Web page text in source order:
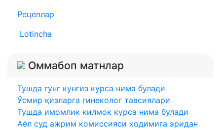
Рецеплар
Lotincha
Оммабоп матнлар
Тушда гунг кунгиз курса нима булади
Ўсмир қизларга гинеколог тавсиялари
Тушда имомлик килмок курса нима булади
Аёл суд ажрим комиссияси ходимига эридан